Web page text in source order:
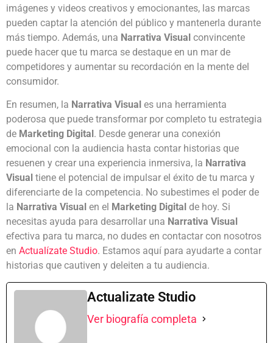
imágenes y videos creativos y emocionantes, las marcas
pueden captar la atención del público y mantenerla durante
más tiempo. Además, una Narrativa Visual convincente
puede hacer que tu marca se destaque en un mar de
competidores y aumentar su recordación en la mente del
consumidor.
En resumen, la Narrativa Visual es una herramienta
poderosa que puede transformar por completo tu estrategia
de Marketing Digital . Desde generar una conexión
emocional con la audiencia hasta contar historias que
resuenen y crear una experiencia inmersiva, la Narrativa
Visual tiene el potencial de impulsar el éxito de tu marca y
diferenciarte de la competencia. No subestimes el poder de
la Narrativa Visual en el Marketing Digital de hoy. Si
necesitas ayuda para desarrollar una Narrativa Visual
efectiva para tu marca, no dudes en contactar con nosotros
en Actualízate Studio. Estamos aquí para ayudarte a contar
historias que cautiven y deleiten a tu audiencia.
Actualizate Studio
Ver biografía completa